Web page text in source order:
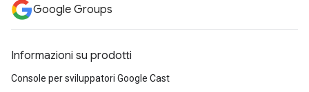
Google Groups
Informazioni su prodotti
Console per sviluppatori Google Cast